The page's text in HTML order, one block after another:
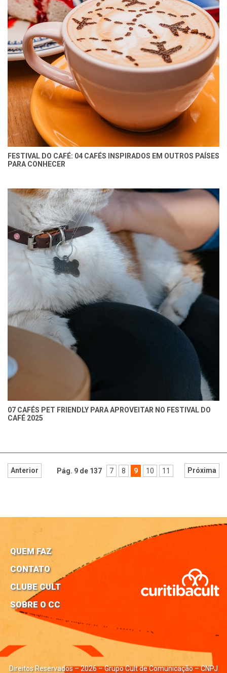
FESTIVAL DO CAFÉ: 04 CAFÉS INSPIRADOS EM OUTROS PAÍSES
PARA CONHECER
07 CAFÉS PET FRIENDLY PARA APROVEITAR NO FESTIVAL DO
CAFÉ 2025
Pág. 9 de 137
Anterior 7 8 9 10 11 Próxima
QUEM FAZ
CONTATO
CLUBE CULT
SOBRE O CC
Direitos Reservados – 2026 – Grupo Cult de Comunicação – CNPJ